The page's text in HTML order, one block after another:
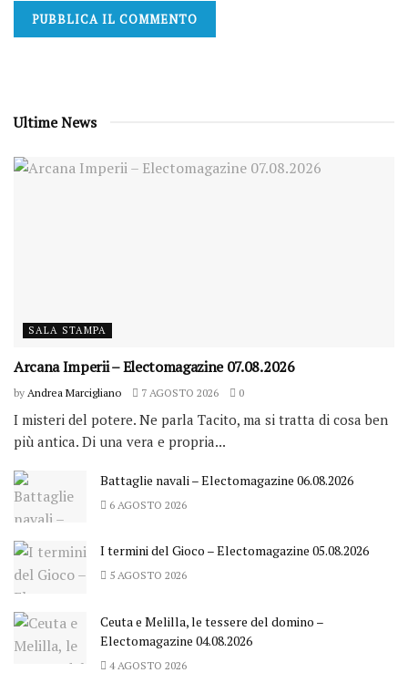
Ultime News
SALA STAMPA
Arcana Imperii – Electomagazine 07.08.2026
by Andrea Marcigliano 7 AGOSTO 2026 0
I misteri del potere. Ne parla Tacito, ma si tratta di cosa ben
più antica. Di una vera e propria...
Battaglie navali – Electomagazine 06.08.2026
6 AGOSTO 2026
I termini del Gioco – Electomagazine 05.08.2026
5 AGOSTO 2026
Ceuta e Melilla, le tessere del domino –
Electomagazine 04.08.2026
4 AGOSTO 2026